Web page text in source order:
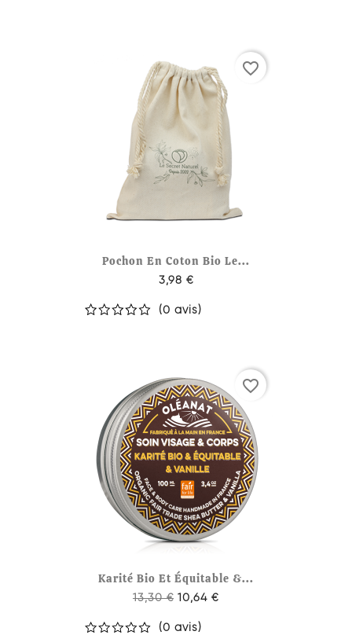
Pochon En Coton Bio Le...
3,98 €
(0 avis)
favorite_border
Karité Bio Et Équitable &...
13,30 € 10,64 €
(0 avis)
favorite_border